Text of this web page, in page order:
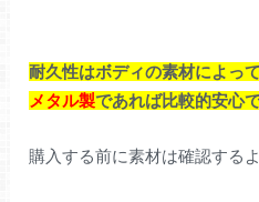
耐久性はボディの素材によって
メタル製であれば比較的安心で
購入する前に素材は確認する